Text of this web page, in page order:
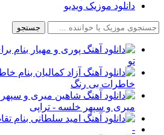
دانلود موزیک ویدیو
جستجو
تو
خاطرات بی رنگ
میری و سپهر خلسه - تراپی
-